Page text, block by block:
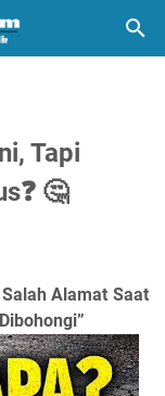
Tapi
🤔
Alamat Saat